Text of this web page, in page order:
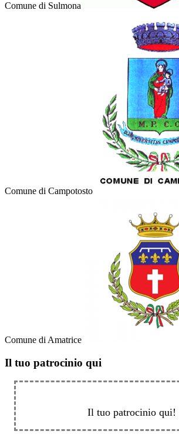
Comune di Sulmona
Comune di Campotosto
Comune di Amatrice
Il tuo patrocinio qui
Il tuo patrocinio qui!